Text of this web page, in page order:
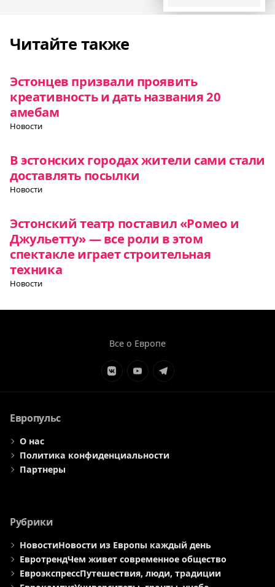
Читайте также
Эстонцев призвали проявить
креативность и дать названия 20
амебам
Новости
В эстонских городах жители сами стали
доставлять посылки
Новости
Эстонский театр поставил «Ромео и
Джульетту» — все роли в этом
спектакле играет строительная
техника
Новости
Все о Европе
ЭлементЭлементЭлемент
Европульс
О нас
Политика конфиденциальности
Партнеры
Рубрики
НовостиНовости из Европы каждый день
ЕвротрендЧем живет современное общество
ЕвроэкспрессПутешествия, люди, традиции